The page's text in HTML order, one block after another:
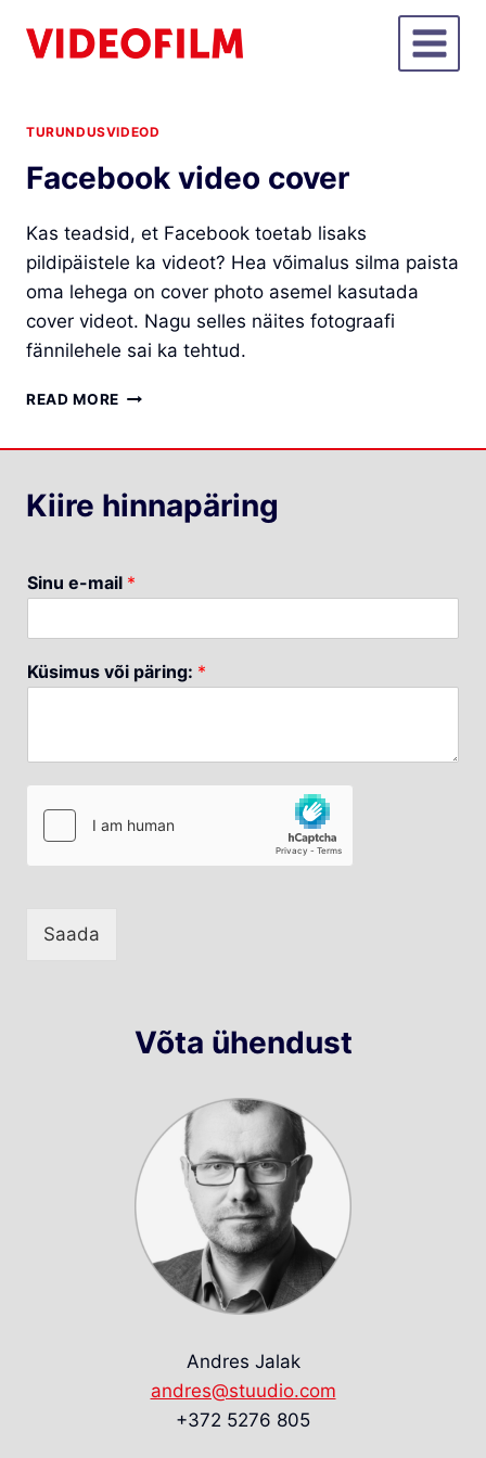
TURUNDUSVIDEOD
Facebook video cover
Kas teadsid, et Facebook toetab lisaks
pildipäistele ka videot? Hea võimalus silma paista
oma lehega on cover photo asemel kasutada
cover videot. Nagu selles näites fotograafi
fännilehele sai ka tehtud.
READ MORE FACEBOOK
Kiire hinnapäring
Sinu e-mail *
Küsimus või päring: *
Saada
Võta ühendust
Andres Jalak
andres@stuudio.com
+372 5276 805